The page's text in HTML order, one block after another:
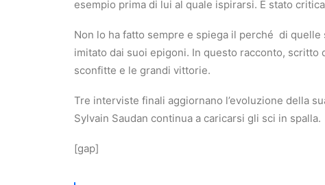
esempio prima di lui al quale ispirarsi. È stato
Non lo ha fatto sempre e spiega il perché di quelle
imitato dai suoi epigoni. In questo racconto, scritto
sconfitte e le grandi vittorie.
Tre interviste finali aggiornano l’evoluzione della
Sylvain Saudan continua a caricarsi gli sci in spalla.
[gap]